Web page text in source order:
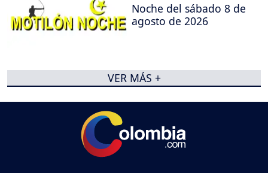
Noche del sábado 8 de
agosto de 2026
VER MÁS +